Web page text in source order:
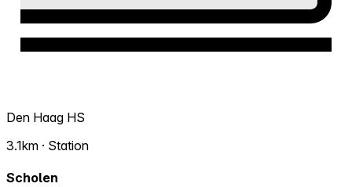
Den Haag HS
3.1km · Station
Scholen